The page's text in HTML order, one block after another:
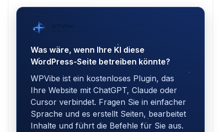
WPVibe
Was wäre, wenn Ihre KI diese
WordPress-Seite betreiben könnte?
WPVibe ist ein kostenloses Plugin, das
Ihre Website mit ChatGPT, Claude oder
Cursor verbindet. Fragen Sie in einfacher
Sprache und es erstellt Seiten, bearbeitet
Inhalte und führt die Befehle für Sie aus.